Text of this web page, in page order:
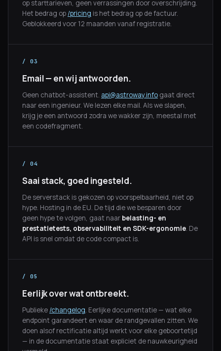
op starttarieven, geen verrassingen door overschrijding.
Het bedrag op /pricing is het bedrag op de factuur.
Geblokkeerd voor 12 maanden vanaf registratie.
/ 03
Email — en wij antwoorden.
Geen chatbot-assistent. api@astroway.info gaat direct
naar een ingenieur. We lezen elke mail. Als we slapen,
krijg je een antwoord zodra we wakker zijn, meestal met
een codefragment.
/ 04
Saai stack, goed ingesteld.
De serverstack is gekozen op voorspelbaarheid, niet op
hype. Hosting in de EU. De tijd die we besparen door
geen hype te volgen, gaat naar belasting- en
prestatietests, observabiliteit en SDK-ergonomie. De
API is snel omdat de code compact is.
/ 05
Eerlijk over wat ontbreekt.
Publieke /changelog. Eerlijke documentatie — wat elke
endpoint garandeert en waar de randgevallen zitten. We
doen alsof rectificatie altijd werkt voor elke geboortetijd
— in de documentatie staat expliciet de nauwkeurigheid